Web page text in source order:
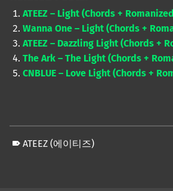
ATEEZ – Light (Chords +
Wanna One – Light (Chords +
ATEEZ – Dazzling Light (Chords +
The Ark – The Light (Chords +
CNBLUE – Love Light (Chords +
ATEEZ (에이티즈)